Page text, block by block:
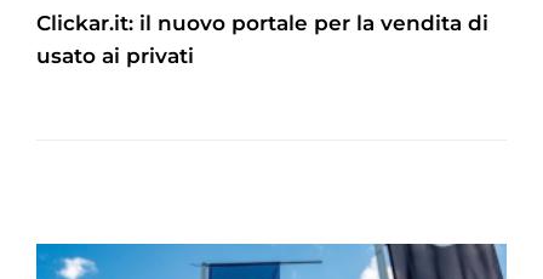
Clickar.it: il nuovo portale per la vendita di
usato ai privati